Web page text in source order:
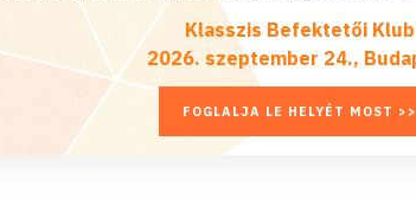
Klasszis Befektetői Klub
2026. szeptember 24.,
FOGLALJA LE HELYÉT MOST >>